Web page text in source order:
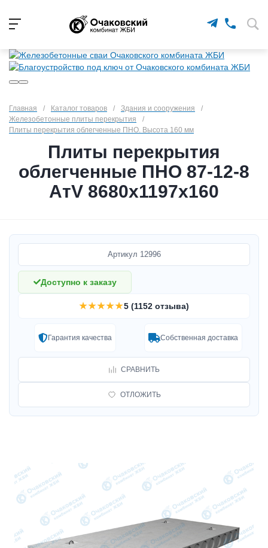
Главная / Каталог товаров / Здания и сооружения
/
Железобетонные плиты перекрытия
/
Плиты перекрытия облегченные ПНО. Высота 160 мм
Плиты перекрытия
облегченные ПНО 87-12-8
АтV 8680х1197х160
Артикул 12996
Доступно к заказу
★★★★★5 (1152 отзыва)
Гарантия качества Собственная доставка
СРАВНИТЬ
ОТЛОЖИТЬ